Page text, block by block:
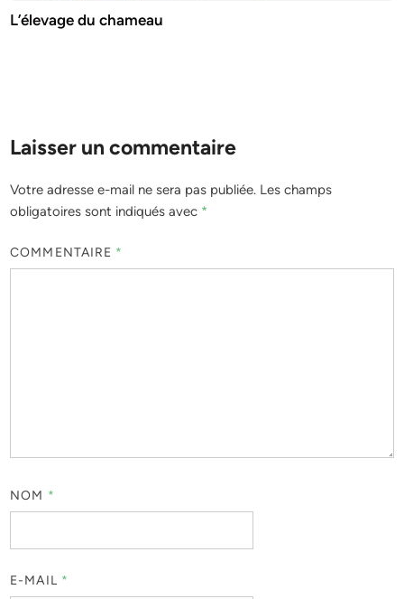
L’élevage du chameau
Laisser un commentaire
Votre adresse e-mail ne sera pas publiée. Les champs
obligatoires sont indiqués avec *
COMMENTAIRE *
NOM *
E-MAIL *